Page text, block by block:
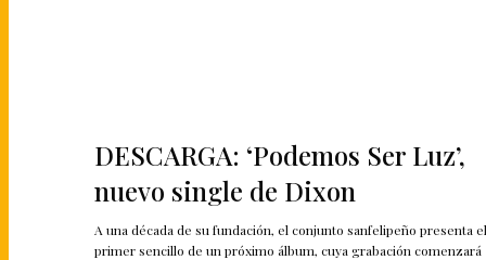
DESCARGA: ‘Podemos Ser Luz’,
nuevo single de Dixon
A una década de su fundación, el conjunto sanfelipeño presenta el
primer sencillo de un próximo álbum, cuya grabación comenzará